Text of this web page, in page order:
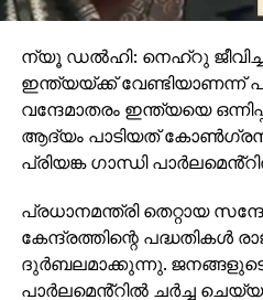
ന്യൂ ഡൽഹി: നെഹ്റു
ഇന്ത്യയ്ക്ക് വേണ്ടിയാണന്ന്
വന്ദേമാതരം ഇന്ത്യയെ
ആദ്യം പാടിയത് കോൺഗ്രസ്
പ്രിയങ്ക ഗാന്ധി
പ്രധാനമന്ത്രി തെറ്റായ
കേന്ദ്രത്തിന്റെ പദ്ധതികൾ
ദുർബലമാക്കുന്നു.
പാർലമെൻ്റിൽ ചർച്ച